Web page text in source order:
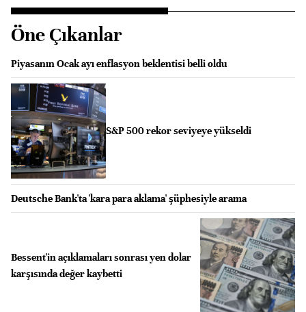
Öne Çıkanlar
Piyasanın Ocak ayı enflasyon beklentisi belli oldu
S&P 500 rekor seviyeye yükseldi
Deutsche Bank'ta 'kara para aklama' şüphesiyle arama
Bessent'in açıklamaları sonrası yen dolar
karşısında değer kaybetti